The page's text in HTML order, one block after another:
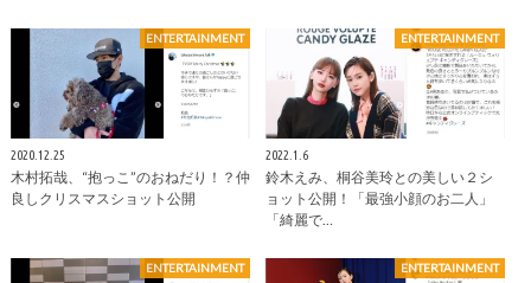
ENTERTAINMENT
2020.12.25
木村拓哉、“抱っこ”のおねだり！？仲
良しクリスマスショット公開
ENTERTAINMENT
2022.1.6
鈴木えみ、桐谷美玲との美しい２シ
ョット公開！「最強小顔のお二人」
「綺麗で…
ENTERTAINMENT ENTERTAINMENT